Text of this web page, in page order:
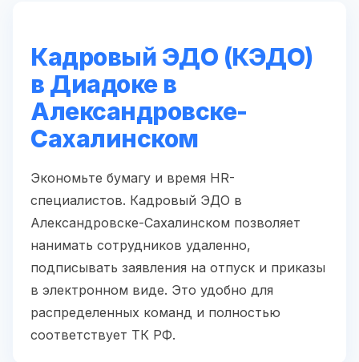
Кадровый ЭДО (КЭДО)
в Диадоке в
Александровске-
Сахалинском
Экономьте бумагу и время HR-
специалистов. Кадровый ЭДО в
Александровске-Сахалинском позволяет
нанимать сотрудников удаленно,
подписывать заявления на отпуск и приказы
в электронном виде. Это удобно для
распределенных команд и полностью
соответствует ТК РФ.